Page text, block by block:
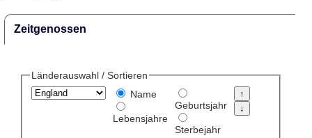
Zeitgenossen
Länderauswahl / Sortieren
Name
Lebensjahre
Geburtsjahr
Sterbejahr